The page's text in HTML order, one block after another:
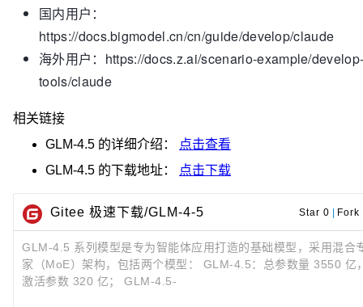
国内用户：
https://docs.bigmodel.cn/cn/guide/develop/claude
海外用户：https://docs.z.ai/scenario-example/
tools/claude
相关链接
GLM-4.5 的详细介绍：
点击查看
GLM-4.5 的下载地址： 点击下载
Gitee 极速下载/GLM-4-5 Star 0 Fork
GLM-4.5 系列模型是专为智能体应用打造的基础模型，采用混合
家（MoE）架构，包括两个模型： GLM-4.5：总参数量 3550 亿
激活参数 320 亿； GLM-4.5-